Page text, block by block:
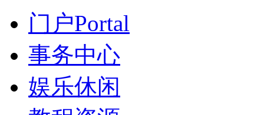
门户Portal
事务中心
娱乐休闲